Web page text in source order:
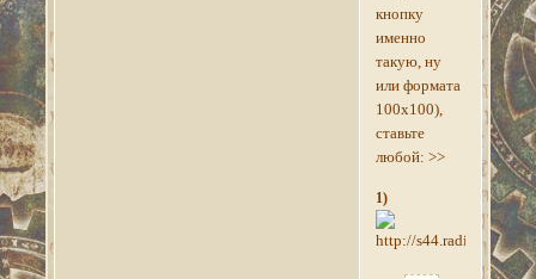
кнопку
именно
такую, ну
или формата
100х100),
ставьте
любой: >>
1)